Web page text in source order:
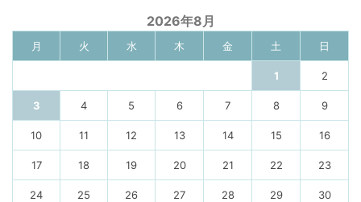
2026年8月
月 火 水 木 金 土 日
1 2
3 4 5 6 7 8 9
10 11 12 13 14 15 16
17 18 19 20 21 22 23
24 25 26 27 28 29 30